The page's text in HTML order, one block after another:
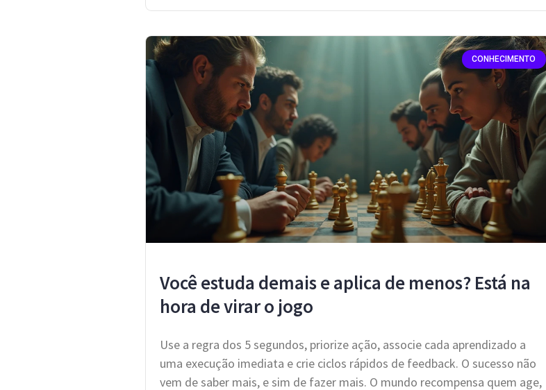
CONHECIMENTO
Você estuda demais e aplica de menos? Está na
hora de virar o jogo
Use a regra dos 5 segundos, priorize ação, associe cada aprendizado a
uma execução imediata e crie ciclos rápidos de feedback. O sucesso não
vem de saber mais, e sim de fazer mais. O mundo recompensa quem age,